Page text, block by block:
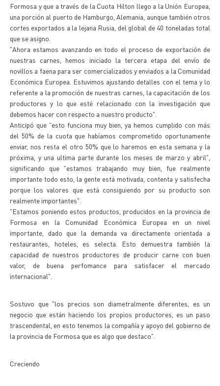
Formosa y que a través de la Cuota Hilton llego a la Unión Europea,
una porción al puerto de Hamburgo, Alemania, aunque también otros
cortes exportados a la lejana Rusia, del global de 40 toneladas total
que se asigno.
"Ahora estamos avanzando en todo el proceso de exportación de
nuestras carnes, hemos iniciado la tercera etapa del envío de
novillos a faena para ser comercializados y enviados a la Comunidad
Económica Europea. Estuvimos ajustando detalles con el tema y lo
referente a la promoción de nuestras carnes, la capacitación de los
productores y lo que esté relacionado con la investigación que
debemos hacer con respecto a nuestro producto".
Anticipó que "esto funciona muy bien, ya hemos cumplido con más
del 50% de la cuota que habíamos comprometido oportunamente
enviar, nos resta el otro 50% que lo haremos en esta semana y la
próxima, y una ultima parte durante los meses de marzo y abril",
significando que "estamos trabajando muy bien, fue realmente
importante todo esto, la gente está motivada, contenta y satisfecha
porque los valores que está consiguiendo por su producto son
realmente importantes".
"Estamos poniendo estos productos, producidos en la provincia de
Formosa en la Comunidad Económica Europea en un nivel
importante, dado que la demanda va directamente orientada a
restaurantes, hoteles, es selecta. Esto demuestra también la
capacidad de nuestros productores de producir carne con buen
valor, de buena perfomance para satisfacer el mercado
internacional".
Sostuvo que "los precios son diametralmente diferentes, es un
negocio que están haciendo los propios productores, es un paso
trascendental, en esto tenemos la compañía y apoyo del gobierno de
la provincia de Formosa que es algo que destaco".
Creciendo